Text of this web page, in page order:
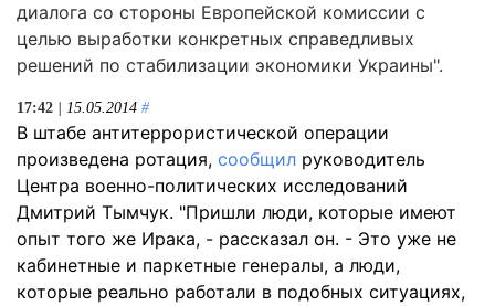
диалога со стороны Европейской комиссии с
целью выработки конкретных справедливых
решений по стабилизации экономики Украины".
17:42 | 15.05.2014 #
В штабе антитеррористической операции
произведена ротация, сообщил руководитель
Центра военно-политических исследований
Дмитрий Тымчук. "Пришли люди, которые имеют
опыт того же Ирака, - рассказал он. - Это уже не
кабинетные и паркетные генералы, а люди,
которые реально работали в подобных ситуациях,